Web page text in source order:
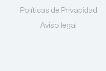
Políticas de Privacidad
Aviso legal